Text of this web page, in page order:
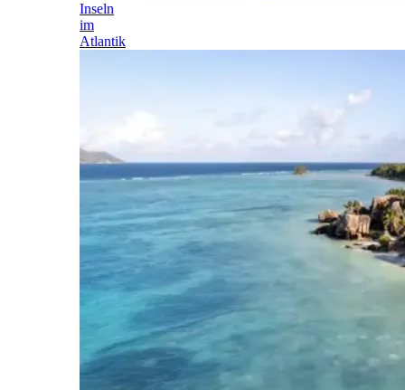
Inseln
im
Atlantik